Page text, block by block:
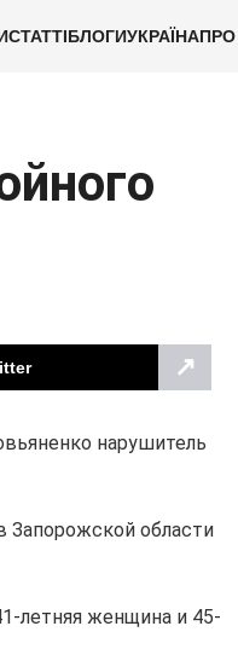
СТАТТІБЛОГИУКРАЇНА
↗
нарушитель
Запорожской области
летняя женщина и 45-